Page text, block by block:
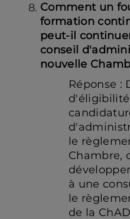
Comment un
formation
peut-il
conseil
nouvelle
Réponse :
d'éligibilité
le
Chambre,
à une
le
de la